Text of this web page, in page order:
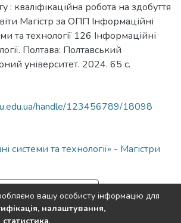
: кваліфікаційна робота на здобуття
Магістр за ОПП Інформаційні
та технології 126 Інформаційні
Полтава: Полтавський
університет. 2024. 65 с.
handle/123456789/18098
системи та технології» - Магістри
про документ
вашу особисту інформацію для
налаштування,